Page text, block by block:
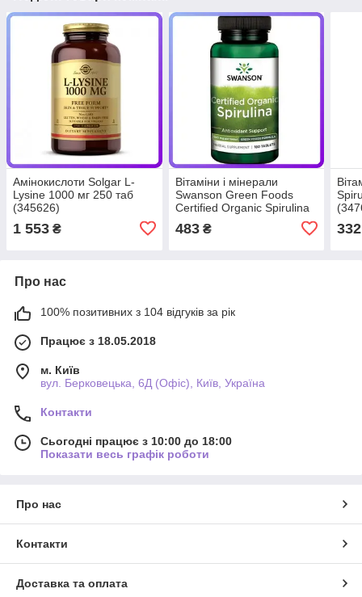
Амінокислоти Solgar L-
Lysine 1000 мг 250 таб
(345626)
1 553 ₴
Вітаміни і мінерали
Swanson Green Foods
Certified Organic Spirulina
500 мг 180 таб (342427)
483₴ 332
Про нас
100% позитивних з 104 відгуків за рік
Працює з 18.05.2018
м. Київ
вул. Берковецька, 6Д (Офіс), Київ, Україна
Контакти
Сьогодні працює з 10:00 до 18:00
Показати весь графік роботи
Про нас
Контакти
Доставка та оплата